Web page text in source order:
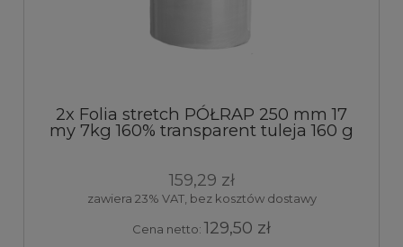
2x Folia stretch PÓŁRAP 250 mm 17
my 7kg 160% transparent tuleja 160 g
159,29 zł
zawiera 23% VAT, bez kosztów dostawy
Cena netto: 129,50 zł